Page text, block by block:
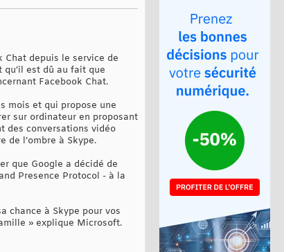
Chat depuis le service de
est dû au fait que
Facebook Chat.
mois et qui propose une
sur ordinateur en proposant
des conversations vidéo
l’ombre à Skype.
que Google a décidé de
Presence Protocol - à la
chance à Skype pour vos
» explique Microsoft.